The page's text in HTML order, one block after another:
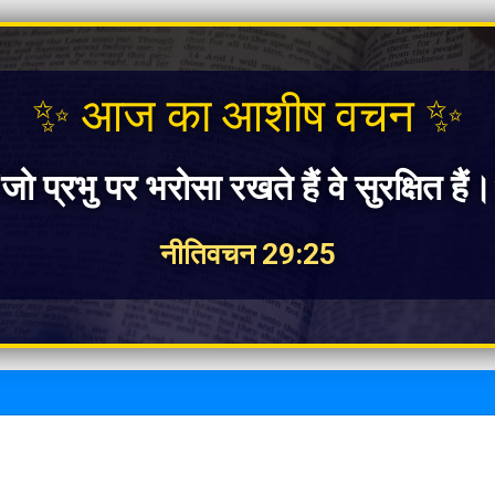
✨ आज का आशीष वचन ✨
प्रभु पर भरोसा रखते हैं वे सुरक्षित
नीतिवचन 29:25